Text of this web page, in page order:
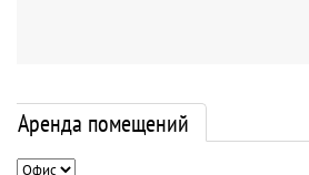
Аренда помещений